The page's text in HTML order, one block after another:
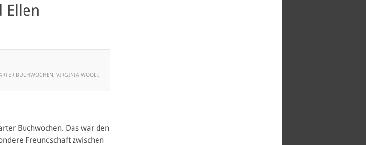
Ellen
BUCHWOCHEN, VIRGINIA WOOLF,
Buchwochen. Das war den
Freundschaft zwischen